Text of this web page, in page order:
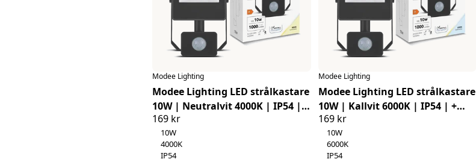
Modee Lighting
Modee Lighting LED strålkastare
10W | Neutralvit 4000K | IP54 | +
sensor
169 kr
10W
4000K
IP54
Modee Lighting
Modee Lighting LED strålkastare
10W | Kallvit 6000K | IP54 | +
sensor
169 kr
10W
6000K
IP54